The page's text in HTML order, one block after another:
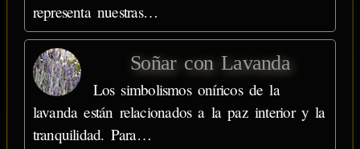
representa nuestras…
Soñar con Lavanda
Los simbolismos oníricos de la
lavanda están relacionados a la paz interior y la
tranquilidad. Para…